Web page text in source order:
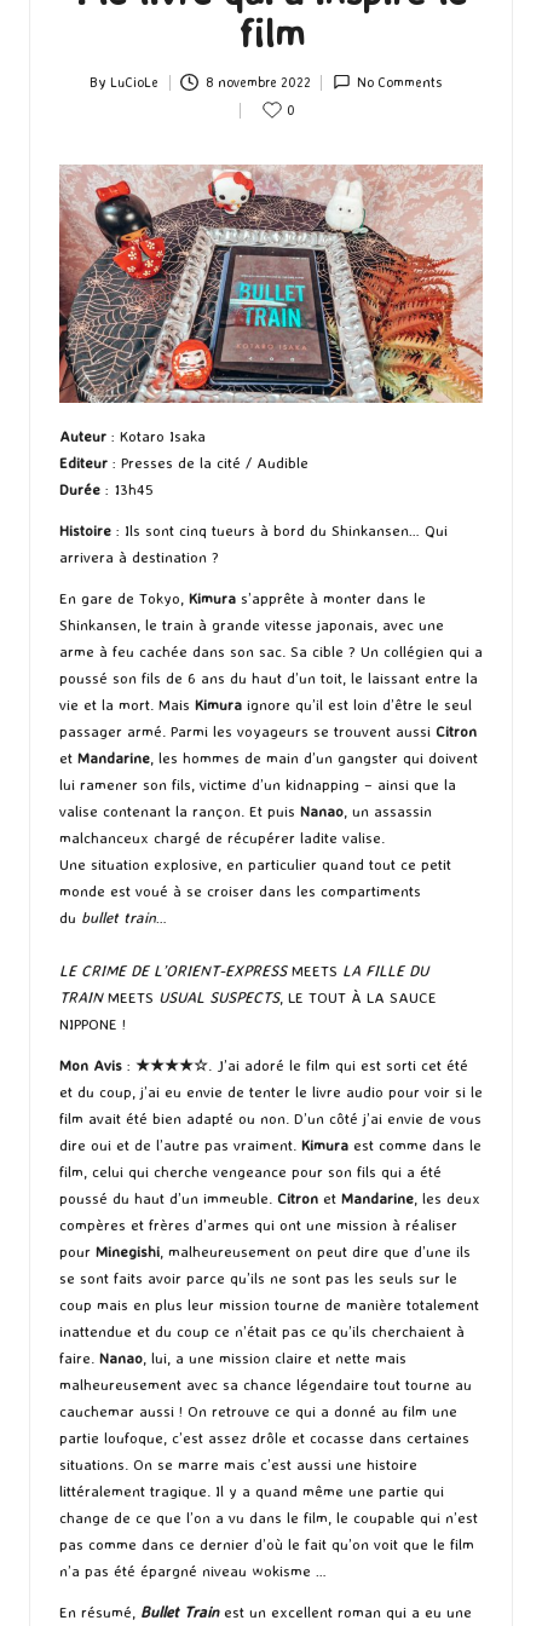
film
Posted
By LuCioLe 8 novembre 2022
No Comments
0
Auteur : Kotaro Isaka
Editeur : Presses de la cité / Audible
Durée : 13h45
Histoire : Ils sont cinq tueurs à bord du Shinkansen… Qui
arrivera à destination ?
En gare de Tokyo, Kimura s’apprête à monter dans le
Shinkansen, le train à grande vitesse japonais, avec une
arme à feu cachée dans son sac. Sa cible ? Un collégien qui a
poussé son fils de 6 ans du haut d’un toit, le laissant entre la
vie et la mort. Mais Kimura ignore qu’il est loin d’être le seul
passager armé. Parmi les voyageurs se trouvent aussi Citron
et Mandarine, les hommes de main d’un gangster qui doivent
lui ramener son fils, victime d’un kidnapping – ainsi que la
valise contenant la rançon. Et puis Nanao, un assassin
malchanceux chargé de récupérer ladite valise.
Une situation explosive, en particulier quand tout ce petit
monde est voué à se croiser dans les compartiments
du bullet train…
LE CRIME DE L’ORIENT-EXPRESSMEETS LA FILLE DU
TRAINMEETS USUAL SUSPECTS, LE TOUT À LA SAUCE
NIPPONE !
Mon Avis : ★★★★☆. J’ai adoré le film qui est sorti cet été
et du coup, j’ai eu envie de tenter le livre audio pour voir si le
film avait été bien adapté ou non. D’un côté j’ai envie de vous
dire oui et de l’autre pas vraiment. Kimura est comme dans le
film, celui qui cherche vengeance pour son fils qui a été
poussé du haut d’un immeuble. Citron et Mandarine, les deux
compères et frères d’armes qui ont une mission à réaliser
pour Minegishi, malheureusement on peut dire que d’une ils
se sont faits avoir parce qu’ils ne sont pas les seuls sur le
coup mais en plus leur mission tourne de manière totalement
inattendue et du coup ce n’était pas ce qu’ils cherchaient à
faire. Nanao, lui, a une mission claire et nette mais
malheureusement avec sa chance légendaire tout tourne au
cauchemar aussi ! On retrouve ce qui a donné au film une
partie loufoque, c’est assez drôle et cocasse dans certaines
situations. On se marre mais c’est aussi une histoire
littéralement tragique. Il y a quand même une partie qui
change de ce que l’on a vu dans le film, le coupable qui n’est
pas comme dans ce dernier d’où le fait qu’on voit que le film
n’a pas été épargné niveau wokisme …
En résumé, Bullet Trainest un excellent roman qui a eu une